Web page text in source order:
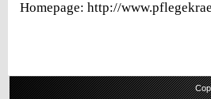
Homepage: http://